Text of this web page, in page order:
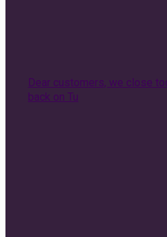
Dear customers, we close
back on Tu